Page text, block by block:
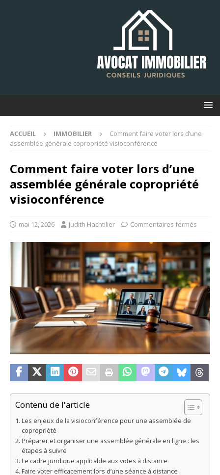
ACCUEIL IMMOBILIER
Comment faire voter lors d’une
assemblée générale copropriété visioconférence
Comment faire voter lors d’une
assemblée générale copropriété
visioconférence
mai 12, 2026 Judith Hachtilier Commentaires fermés
Contenu de l'article
Les enjeux de la visioconférence pour une assemblée de
copropriété
Préparer et organiser une assemblée générale en ligne : les
étapes à suivre
Le cadre juridique applicable aux votes à distance
Faire voter efficacement lors d’une séance à distance